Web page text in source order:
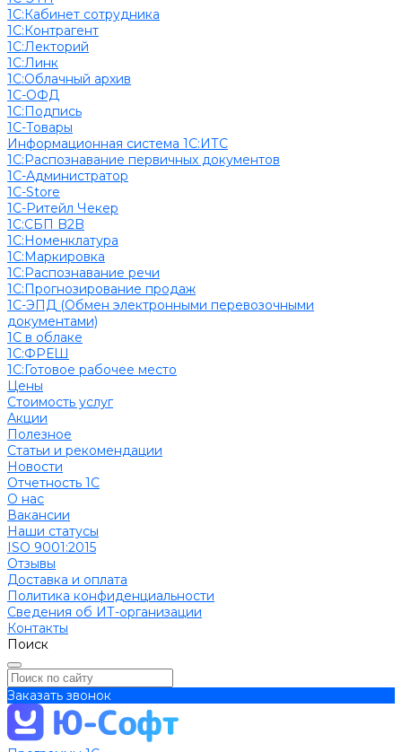
1С:Кабинет сотрудника
1С:Контрагент
1С:Лекторий
1С:Линк
1С:Облачный архив
1С-ОФД
1С:Подпись
1С-Товары
Информационная система 1С:ИТС
1С:Распознавание первичных документов
1С-Администратор
1С-Store
1С-Ритейл Чекер
1С:СБП B2B
1С:Номенклатура
1С:Маркировка
1С:Распознавание речи
1С:Прогнозирование продаж
1С-ЭПД (Обмен электронными перевозочными
документами)
1С в облаке
1С:ФРЕШ
1C:Готовое рабочее место
Цены
Стоимость услуг
Акции
Полезное
Cтатьи и рекомендации
Новости
Отчетность 1С
О нас
Вакансии
Наши статусы
ISO 9001:2015
Отзывы
Доставка и оплата
Политика конфиденциальности
Сведения об ИТ-организации
Контакты
Поиск
Заказать звонок